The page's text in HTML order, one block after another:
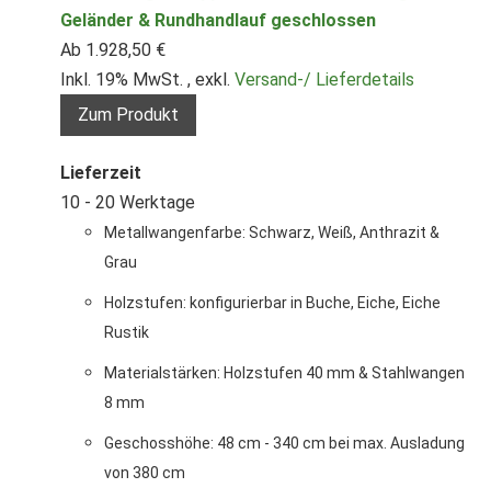
Geländer & Rundhandlauf geschlossen
Ab 1.928,50 €
Inkl. 19% MwSt. , exkl. Versand-/ Lieferdetails
Zum Produkt
Lieferzeit
10 - 20 Werktage
Metallwangenfarbe: Schwarz, Weiß, Anthrazit &
Grau
Holzstufen: konfigurierbar in Buche, Eiche, Eiche
Rustik
Materialstärken: Holzstufen 40 mm & Stahlwangen
8 mm
Geschosshöhe: 48 cm - 340 cm bei max. Ausladung
von 380 cm